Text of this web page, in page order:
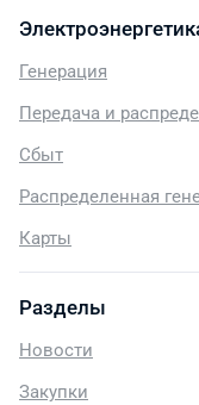
Генерация
Передача и
Сбыт
Распределенная
Карты
Разделы
Новости
Закупки